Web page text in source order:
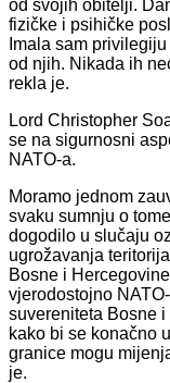
od svojih obitelji.
fizičke i psihičke
Imala sam
od njih. Nikada ih
rekla je.
Lord Christopher
se na sigurnosni
NATO-a.
Moramo jednom
svaku sumnju o
dogodilo u slučaju
ugrožavanja
Bosne i
vjerodostojno
suvereniteta Bosne
kako bi se konačno
granice mogu
je.